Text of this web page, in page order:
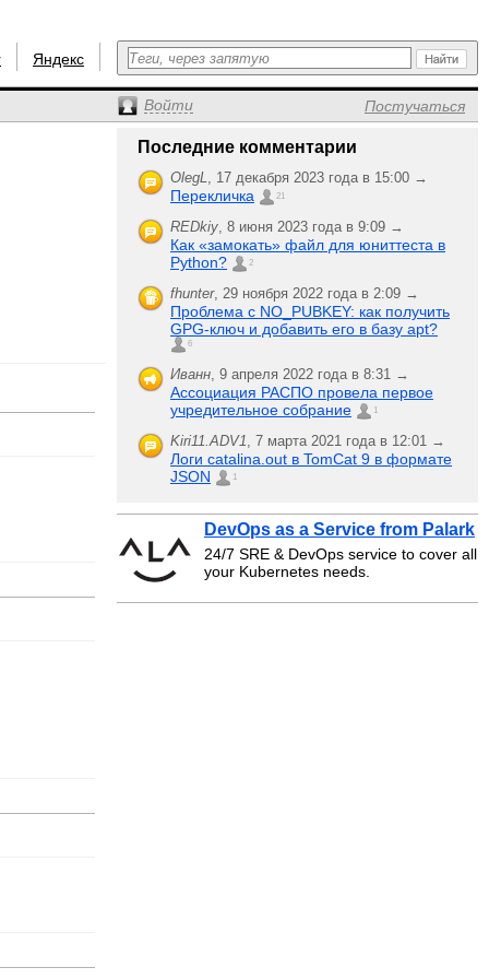
Яндекс
Войти Постучаться
Последние комментарии
OlegL, 17 декабря 2023 года в 15:00 →
Перекличка 21
REDkiy, 8 июня 2023 года в 9:09 →
Как «замокать» файл для юниттеста в
Python?
2
fhunter, 29 ноября 2022 года в 2:09 →
Проблема с NO_PUBKEY: как получить
GPG-ключ и добавить его в базу apt?
6
Иванн, 9 апреля 2022 года в 8:31 →
Ассоциация РАСПО провела первое
учредительное собрание
1
Kiri11.ADV1, 7 марта 2021 года в 12:01 →
Логи catalina.out в TomCat 9 в формате
JSON
1
DevOps as a Service from Palark
24/7 SRE & DevOps service to cover all
your Kubernetes needs.